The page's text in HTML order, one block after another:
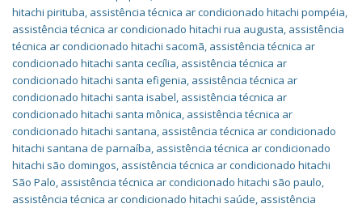
hitachi pirituba, assistência técnica ar condicionado hitachi pompéia,
assistência técnica ar condicionado hitachi rua augusta, assistência
técnica ar condicionado hitachi sacomã, assistência técnica ar
condicionado hitachi santa cecília, assistência técnica ar
condicionado hitachi santa efigenia, assistência técnica ar
condicionado hitachi santa isabel, assistência técnica ar
condicionado hitachi santa mônica, assistência técnica ar
condicionado hitachi santana, assistência técnica ar condicionado
hitachi santana de parnaíba, assistência técnica ar condicionado
hitachi são domingos, assistência técnica ar condicionado hitachi
São Palo, assistência técnica ar condicionado hitachi são paulo,
assistência técnica ar condicionado hitachi saúde, assistência